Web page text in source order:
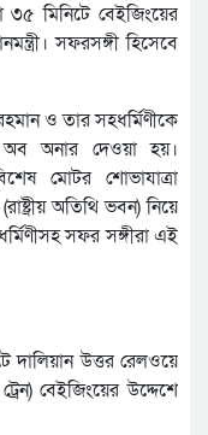
মিনিটে বেইজিংয়ের
সফরসঙ্গী হিসেবে
ও তার সহধর্মিণীকে
অব অনার দেওয়া হয়।
মোটর শোভাযাত্রা
অতিথি ভবন) নিয়ে
সফর সঙ্গীরা এই
উত্তর রেলওয়ে
বেইজিংয়ের উদ্দেশে